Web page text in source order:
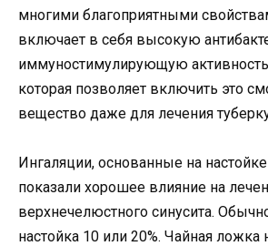
многими благоприятными
включает в себя высокую
иммуностимулирующую
которая позволяет включить это
вещество даже для лечения
Ингаляции, основанные на
показали хорошее влияние на
верхнечелюстного синусита.
настойка 10 или 20%. Чайная ложка